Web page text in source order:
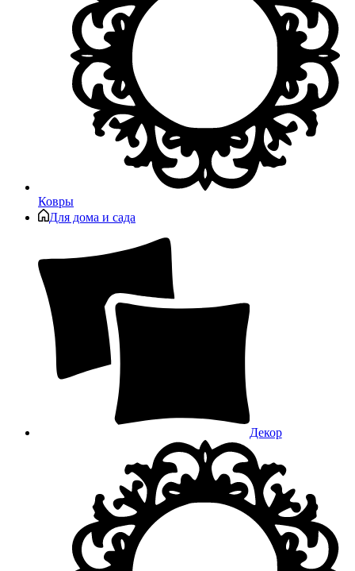
Ковры
Для дома и сада
Декор